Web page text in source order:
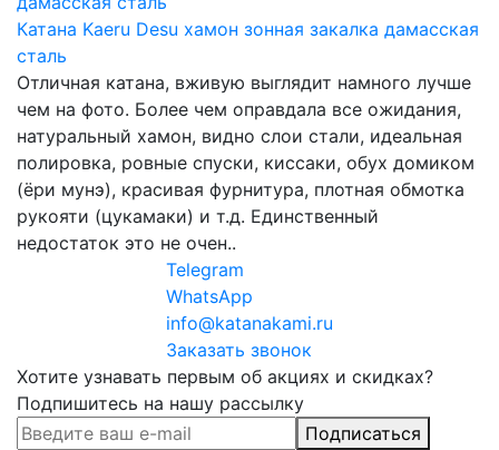
Катана Kaeru Desu хамон зонная закалка дамасская
сталь
Отличная катана, вживую выглядит намного лучше
чем на фото. Более чем оправдала все ожидания,
натуральный хамон, видно слои стали, идеальная
полировка, ровные спуски, киссаки, обух домиком
(ёри мунэ), красивая фурнитура, плотная обмотка
рукояти (цукамаки) и т.д. Единственный
недостаток это не очен..
Telegram
WhatsApp
info@katanakami.ru
Заказать звонок
Хотите узнавать первым об акциях и скидках?
Подпишитесь на нашу рассылку
Подписаться